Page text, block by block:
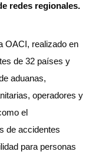
redes regionales.
OACI, realizado en
de 32 países y
aduanas,
operadores y
el
de accidentes
para personas